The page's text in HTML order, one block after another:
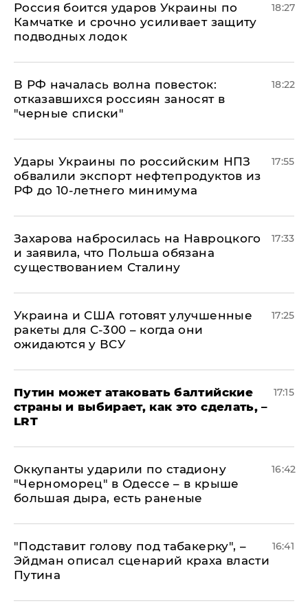
Россия боится ударов Украины по
Камчатке и срочно усиливает защиту
подводных лодок
18:27
​В РФ началась волна повесток:
отказавшихся россиян заносят в
"черные списки"
18:22
Удары Украины по российским НПЗ
обвалили экспорт нефтепродуктов из
РФ до 10-летнего минимума
17:55
​Захарова набросилась на Навроцкого
и заявила, что Польша обязана
существованием Сталину
17:33
Украина и США готовят улучшенные
ракеты для С-300 – когда они
ожидаются у ВСУ
17:25
Путин может атаковать балтийские
страны и выбирает, как это сделать, –
LRT
17:15
Оккупанты ударили по стадиону
"Черноморец" в Одессе – в крыше
большая дыра, есть раненые
16:42
​"Подставит голову под табакерку", –
Эйдман описал сценарий краха власти
Путина
16:41